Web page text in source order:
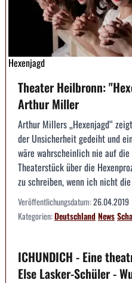
Hexenjagd
Theater Heilbronn:
Arthur Miller
Arthur Millers „Hexenjagd“
der Unsicherheit gedeiht und
wäre wahrscheinlich nie auf
Theaterstück über die
zu schreiben, wenn ich nicht
Veröffentlichungsdatum:26.04.2019
Kategorien:DeutschlandNews
ICHUNDICH - Eine
Else Lasker-Schüler -